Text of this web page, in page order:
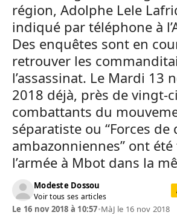
région, Adolphe Lele
indiqué par téléphone à
Des enquêtes sont en
retrouver les
l’assassinat. Le Mardi 13
2018 déjà, près de vingt-
combattants du
séparatiste ou “Forces de
ambazonniennes” ont
l’armée à Mbot dans la
Modeste Dossou
Voir tous ses articles
Le 16 nov 2018 à 10:57•MàJ le 16 nov 2018